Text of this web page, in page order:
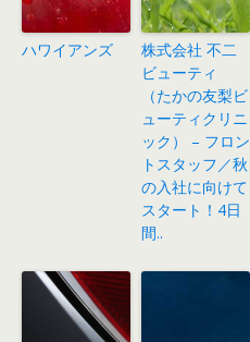
ハワイアンズ
株式会社 不二
ビューティ
（たかの友梨ビ
ューティクリニ
ック） – フロン
トスタッフ／秋
の入社に向けて
スタート！4日
間..